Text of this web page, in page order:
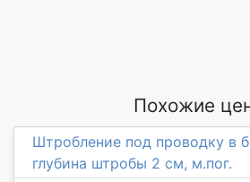
Похожие
Штробление под проводку в
глубина штробы 2 см, м.пог.